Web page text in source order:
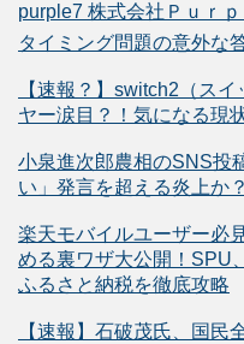
purple7 株式会社Ｐｕｒ
タイミング問題の意外な
【速報？】switch2（ス
ヤー涙目？！気になる現
小泉進次郎農相のSNS投
い」発言を超える炎上か
楽天モバイルユーザー必
める裏ワザ大公開！SPU
ふるさと納税を徹底攻略
【速報】石破茂氏、国民